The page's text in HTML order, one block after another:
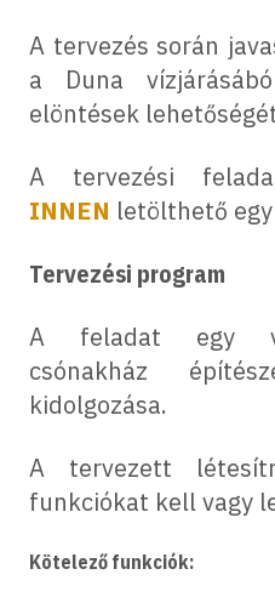
A tervezés során
a Duna
elöntések
A tervezési
INNEN letölthető egy
Tervezési program
A feladat egy
csónakház
kidolgozása.
A tervezett
funkciókat kell vagy
Kötelező funkciók: